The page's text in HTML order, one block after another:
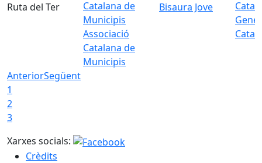
Ruta del Ter
Associació
Catalana de
Municipis
Bisaura Jove
AnteriorSegüent
1
2
3
Xarxes socials:
Crèdits